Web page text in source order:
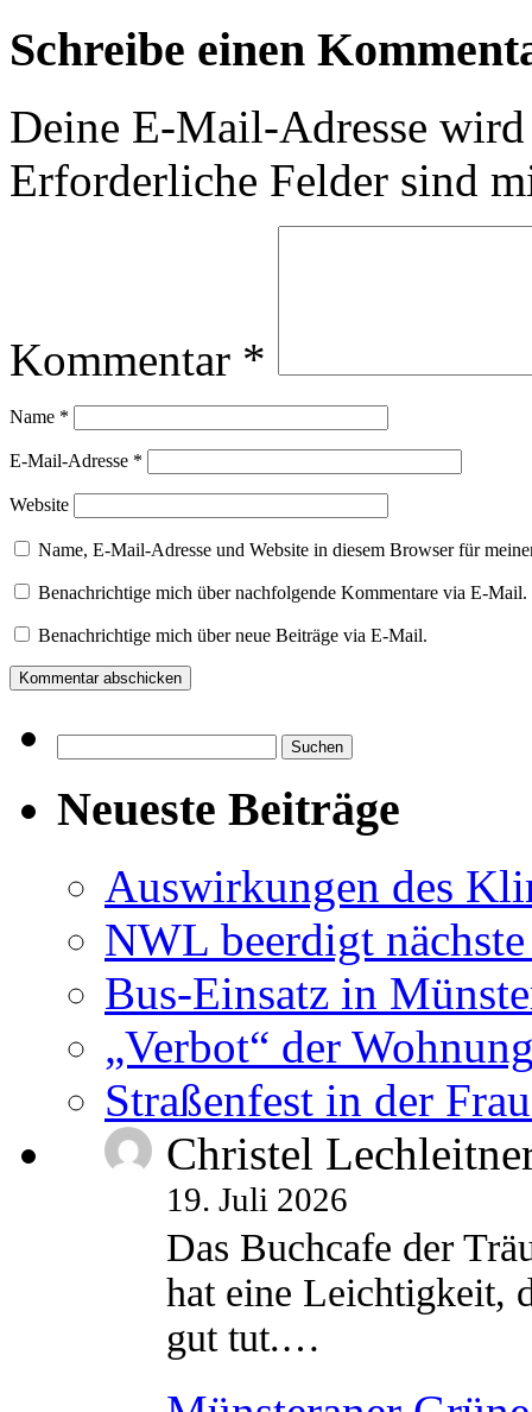
Schreibe einen
Deine E-Mail-Adresse
Erforderliche Felder sind
Kommentar *
Name *
E-Mail-Adresse *
Website
Name, E-Mail-Adresse und Website in diesem Browser für
Benachrichtige mich über nachfolgende Kommentare via E-Mail.
Benachrichtige mich über neue Beiträge via E-Mail.
nach:
Neueste Beiträge
Auswirkungen des
NWL beerdigt
Bus-Einsatz in
„Verbot“ der
Straßenfest in der
Christel
19. Juli 2026
Das Buchcafe der
hat eine Leichtigkeit,
gut tut.…